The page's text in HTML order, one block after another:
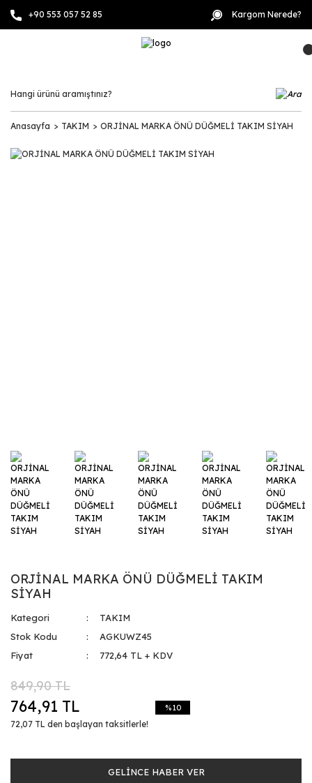
+90 553 057 52 85 Kargom Nerede?
Anasayfa TAKIM ORJİNAL MARKA ÖNÜ DÜĞMELİ TAKIM SİYAH
ORJİNAL MARKA ÖNÜ DÜĞMELİ TAKIM
SİYAH
Kategori
TAKIM
Stok Kodu
AGKUWZ45
Fiyat
772,64 TL + KDV
849,90 TL
764,91 TL
72,07 TL den başlayan taksitlerle!
%10
GELİNCE HABER VER